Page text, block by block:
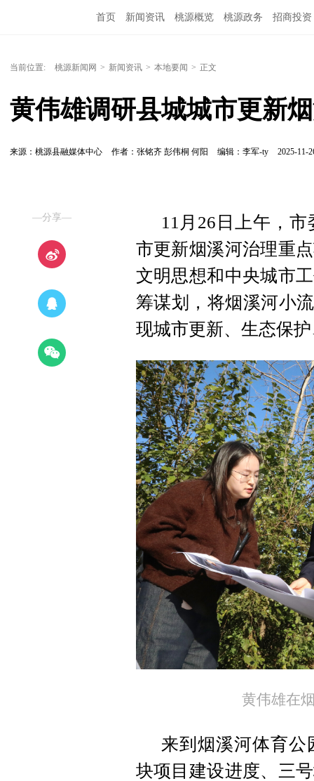
首页 新闻资讯 桃源概览 桃源政务 招商投资
当前位置: 桃源新闻网 > 新闻资讯 > 本地要闻 > 正文
黄伟雄调研县城城市更新
来源：桃源县融媒体中心 作者：张铭齐 彭伟桐 何阳 编辑：李军-ty 2025-11-
—分享—
11月26日上午，
市更新烟溪河治理重
文明思想和中央城市
筹谋划，将烟溪河小
现城市更新、生态保
黄伟雄在
来到烟溪河体育
块项目建设进度、三